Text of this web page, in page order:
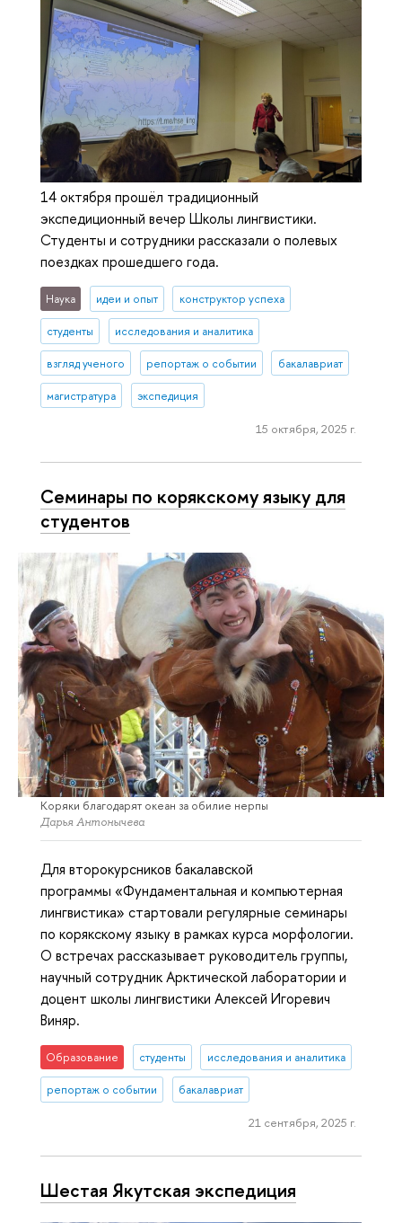
14 октября прошёл традиционный
экспедиционный вечер Школы лингвистики.
Студенты и сотрудники рассказали о полевых
поездках прошедшего года.
Наука идеи и опыт конструктор успеха
студенты исследования и аналитика
взгляд ученого репортаж о событии бакалавриат
магистратура экспедиция
15 октября, 2025 г.
Семинары по корякскому языку для
студентов
Коряки благодарят океан за обилие нерпы
Дарья Антонычева
Для второкурсников бакалавской
программы «Фундаментальная и компьютерная
лингвистика» стартовали регулярные семинары
по корякскому языку в рамках курса морфологии.
О встречах рассказывает руководитель группы,
научный сотрудник Арктической лаборатории и
доцент школы лингвистики Алексей Игоревич
Виняр.
Образование студенты исследования и аналитика
репортаж о событии бакалавриат
21 сентября, 2025 г.
Шестая Якутская экспедиция